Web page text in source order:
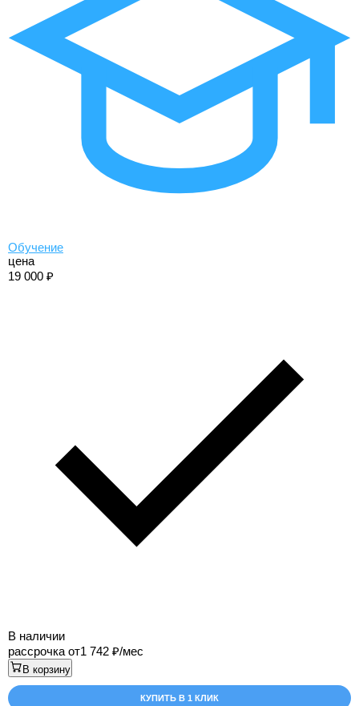
Обучение
цена
19 000
В наличии
рассрочка от1 742 /мес
В корзину
КУПИТЬ В 1 КЛИК